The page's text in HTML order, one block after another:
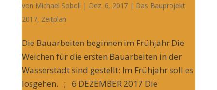
von Michael Soboll | Dez. 6, 2017 | Das Bauprojekt
2017, Zeitplan
Die Bauarbeiten beginnen im Frühjahr Die
Weichen für die ersten Bauarbeiten in der
Wasserstadt sind gestellt: Im Frühjahr soll es
losgehen. ; 6 DEZEMBER 2017 Die